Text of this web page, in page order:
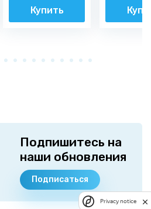
Купить
Подпишитесь на
наши обновления
Подписаться
Privacy notice